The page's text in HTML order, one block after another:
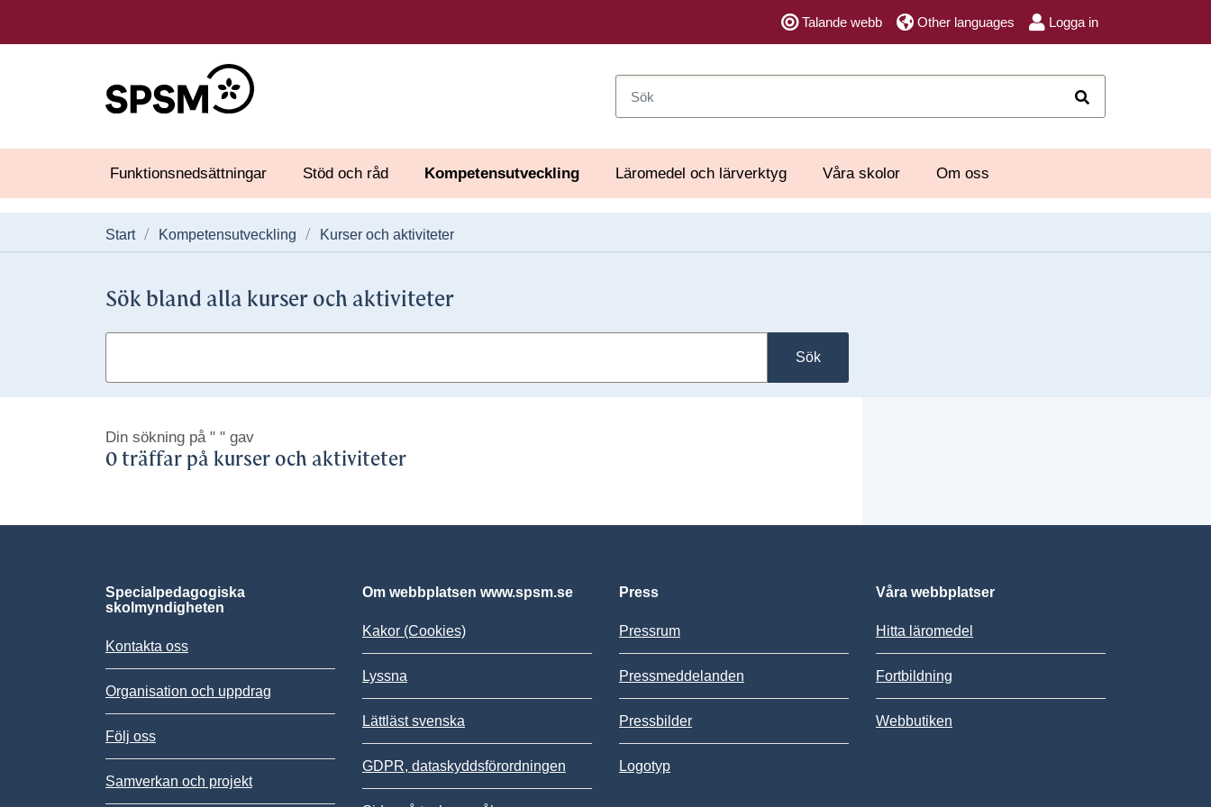
Talande webb Other languages Logga in
Funktionsnedsättningar Stöd och råd Kompetensutveckling Läromedel och lärverktyg Våra skolor Om oss
Start Kompetensutveckling Kurser och aktiviteter
Sök bland alla kurser och aktiviteter
Sök
Din sökning på " " gav
0 träffar på kurser och aktiviteter
Specialpedagogiska
skolmyndigheten
Kontakta oss
Organisation och uppdrag
Följ oss
Samverkan och projekt
Om webbplatsen www.spsm.se
Kakor (Cookies)
Lyssna
Lättläst svenska
GDPR, dataskyddsförordningen
Press
Pressrum
Pressmeddelanden
Pressbilder
Logotyp
Våra webbplatser
Hitta läromedel
Fortbildning
Webbutiken